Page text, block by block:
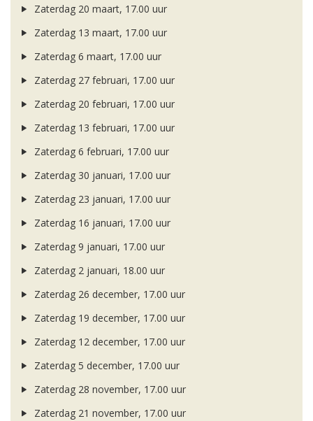
Zaterdag 20 maart, 17.00 uur
Zaterdag 13 maart, 17.00 uur
Zaterdag 6 maart, 17.00 uur
Zaterdag 27 februari, 17.00 uur
Zaterdag 20 februari, 17.00 uur
Zaterdag 13 februari, 17.00 uur
Zaterdag 6 februari, 17.00 uur
Zaterdag 30 januari, 17.00 uur
Zaterdag 23 januari, 17.00 uur
Zaterdag 16 januari, 17.00 uur
Zaterdag 9 januari, 17.00 uur
Zaterdag 2 januari, 18.00 uur
Zaterdag 26 december, 17.00 uur
Zaterdag 19 december, 17.00 uur
Zaterdag 12 december, 17.00 uur
Zaterdag 5 december, 17.00 uur
Zaterdag 28 november, 17.00 uur
Zaterdag 21 november, 17.00 uur